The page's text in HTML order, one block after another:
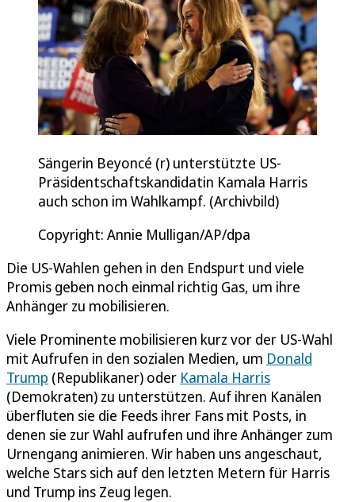
Sängerin Beyoncé (r) unterstützte US-
Präsidentschaftskandidatin Kamala Harris
auch schon im Wahlkampf. (Archivbild)
Copyright: Annie Mulligan/AP/dpa
Die US-Wahlen gehen in den Endspurt und viele
Promis geben noch einmal richtig Gas, um ihre
Anhänger zu mobilisieren.
Viele Prominente mobilisieren kurz vor der US-Wahl
mit Aufrufen in den sozialen Medien, um Donald
Trump (Republikaner) oder Kamala Harris
(Demokraten) zu unterstützen. Auf ihren Kanälen
überfluten sie die Feeds ihrer Fans mit Posts, in
denen sie zur Wahl aufrufen und ihre Anhänger zum
Urnengang animieren. Wir haben uns angeschaut,
welche Stars sich auf den letzten Metern für Harris
und Trump ins Zeug legen.